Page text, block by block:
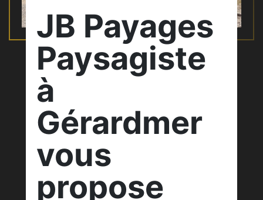
JB Payages
Paysagiste
à
Gérardmer
vous
propose